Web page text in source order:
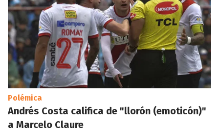
Polémica
Andrés Costa califica de "llorón (emoticón)"
a Marcelo Claure